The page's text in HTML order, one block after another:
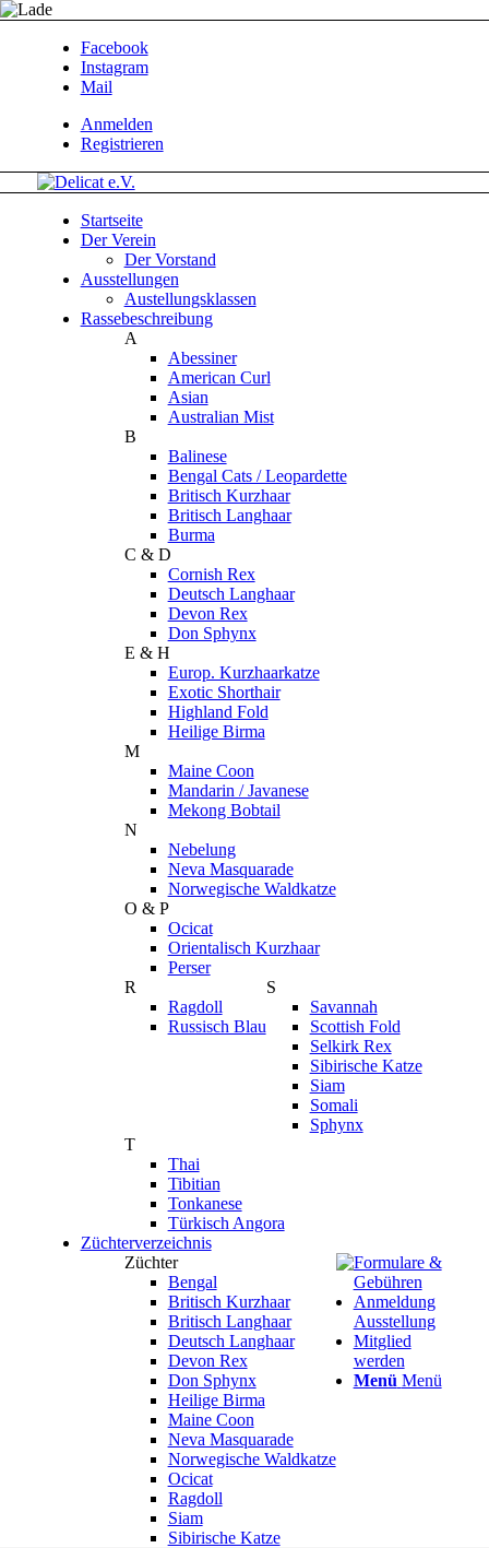
Facebook
Instagram
Mail
Anmelden
Registrieren
Startseite
Der Verein
Der Vorstand
Ausstellungen
Austellungsklassen
Rassebeschreibung
A
Abessiner
American Curl
Asian
Australian Mist
B
Balinese
Bengal Cats / Leopardette
Britisch Kurzhaar
Britisch Langhaar
Burma
C & D
Cornish Rex
Deutsch Langhaar
Devon Rex
Don Sphynx
E & H
Europ. Kurzhaarkatze
Exotic Shorthair
Highland Fold
Heilige Birma
M
Maine Coon
Mandarin / Javanese
Mekong Bobtail
N
Nebelung
Neva Masquarade
Norwegische Waldkatze
O & P
Ocicat
Orientalisch Kurzhaar
Perser
R
Ragdoll
Russisch Blau
S
Savannah
Scottish Fold
Selkirk Rex
Sibirische Katze
Siam
Somali
Sphynx
T
Thai
Tibitian
Tonkanese
Türkisch Angora
Züchterverzeichnis
Züchter
Bengal
Britisch Kurzhaar
Britisch Langhaar
Deutsch Langhaar
Devon Rex
Don Sphynx
Heilige Birma
Maine Coon
Neva Masquarade
Norwegische Waldkatze
Ocicat
Ragdoll
Siam
Sibirische Katze
Formulare &
Gebühren
Anmeldung
Ausstellung
Mitglied
werden
Menü Menü